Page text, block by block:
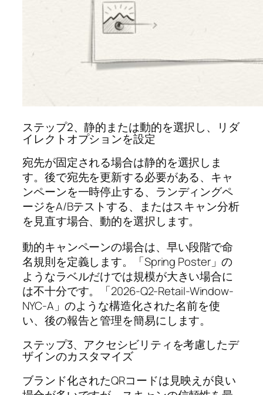
ステップ2、静的または動的を選択し、リダ
イレクトオプションを設定
宛先が固定される場合は静的を選択しま
す。後で宛先を更新する必要がある、キャ
ンペーンを一時停止する、ランディングペ
ージをA/Bテストする、またはスキャン分析
を見直す場合、動的を選択します。
動的キャンペーンの場合は、早い段階で命
名規則を定義します。「Spring Poster」の
ようなラベルだけでは規模が大きい場合に
は不十分です。「2026-Q2-Retail-Window-
NYC-A」のような構造化された名前を使
い、後の報告と管理を簡易にします。
ステップ3、アクセシビリティを考慮したデ
ザインのカスタマイズ
ブランド化されたQRコードは見映えが良い